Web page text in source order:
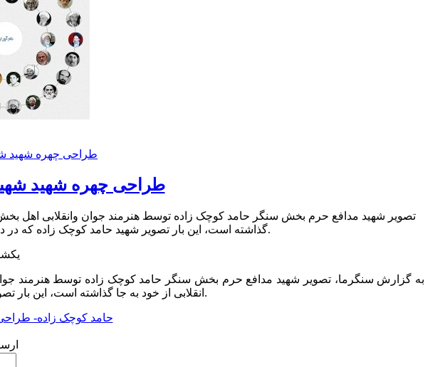
طراحی چهره شهید
تصویر شهید مدافع حرم بخش سنگر حامد کوچک زاده توسط هنرمند جوان وانقلابی اهل
گذاشته است، این بار تصویر شهید حامد کوچک زاده که در دفاع از حریم آل الله در سوریه به شهادت رسیده است را تصویر سازی کرده است.
یکشنبه 17
به گزارش سنگرما، تصویر شهید مدافع حرم بخش سنگر حامد کوچک زاده توسط هنرمند
انقلابی از خود به جا گذاشته است، این بار تصویر شهید حامد کوچک زاده که در دفاع از حریم آل الله در سوریه به شهادت رسیده است را تصویر سازی کرده است.